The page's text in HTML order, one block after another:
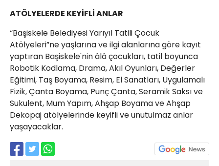
ATÖLYELERDE KEYİFLİ ANLAR
“Başiskele Belediyesi Yarıyıl Tatili Çocuk
Atölyeleri”ne yaşlarına ve ilgi alanlarına göre kayıt
yaptıran Başiskele'nin âlâ çocukları, tatil boyunca
Robotik Kodlama, Drama, Akıl Oyunları, Değerler
Eğitimi, Taş Boyama, Resim, El Sanatları, Uygulamalı
Fizik, Çanta Boyama, Punç Çanta, Seramik Saksı ve
Sukulent, Mum Yapım, Ahşap Boyama ve Ahşap
Dekopaj atölyelerinde keyifli ve unutulmaz anlar
yaşayacaklar.